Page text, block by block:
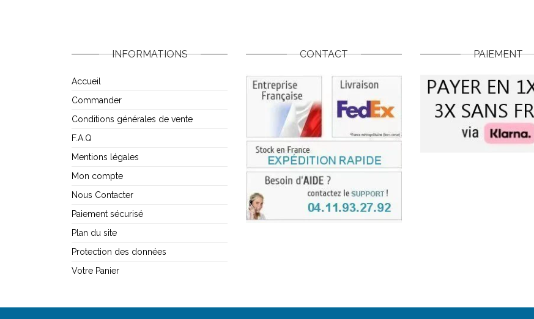
INFORMATIONS
Accueil
Commander
Conditions générales de vente
F.A.Q
Mentions légales
Mon compte
Nous Contacter
Paiement sécurisé
Plan du site
Protection des données
Votre Panier
CONTACT PAIEMENT